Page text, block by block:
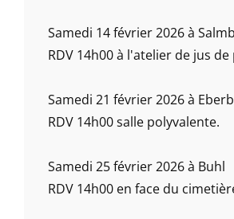
Samedi 14 février 2026 à
RDV 14h00 à l'atelier de jus
Samedi 21 février 2026 à
RDV 14h00 salle polyvalente.
Samedi 25 février 2026 à Buhl
RDV 14h00 en face du